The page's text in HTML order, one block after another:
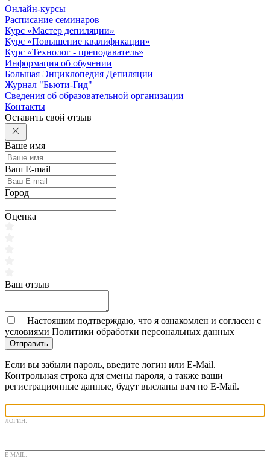
Онлайн-курсы
Расписание семинаров
Курс «Мастер депиляции»
Курс «Повышение квалификации»
Курс «Технолог - преподаватель»
Информация об обучении
Большая Энциклопедия Депиляции
Журнал "Бьюти-Гид"
Сведения об образовательной организации
Контакты
Оставить свой отзыв
Ваше имя
Ваш E-mail
Город
Оценка
Ваш отзыв
Настоящим подтверждаю, что я ознакомлен и согласен с
условиями Политики обработки персональных данных
Отправить
Если вы забыли пароль, введите логин или E-Mail.
Контрольная строка для смены пароля, а также ваши
регистрационные данные, будут высланы вам по E-Mail.
ЛОГИН:
E-MAIL: